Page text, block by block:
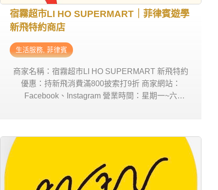
宿霧超市LI HO SUPERMART｜菲律賓遊學
新飛特約商店
生活服務, 菲律賓
商家名稱：宿霧超市LI HO SUPERMART 新飛特約
優惠：持新飛消費滿800披索打9折 商家網站：
Facebook、Instagram 營業時間：星期一~六